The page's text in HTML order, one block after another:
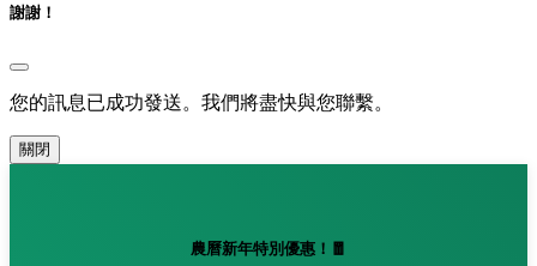
謝謝！
您的訊息已成功發送。我們將盡快與您聯繫。
關閉
農曆新年特別優惠！🧧